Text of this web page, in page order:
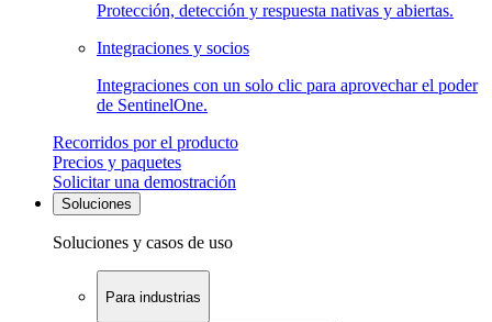
Protección, detección y respuesta nativas y abiertas.
Integraciones y socios
Integraciones con un solo clic para aprovechar el poder
de SentinelOne.
Recorridos por el producto
Precios y paquetes
Solicitar una demostración
Soluciones
Soluciones y casos de uso
Para industrias